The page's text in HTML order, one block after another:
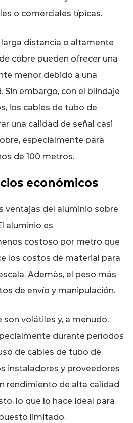
o comerciales típicas.
distancia o altamente
cobre pueden ofrecer una
menor debido a una
Sin embargo, con el blindaje
los cables de tubo de
una calidad de señal casi
especialmente para
de 100 metros.
económicos
ventajas del aluminio sobre
aluminio es
costoso por metro que
los costos de material para
Además, el peso más
de envío y manipulación.
son volátiles y, a menudo,
durante períodos
de cables de tubo de
instaladores y proveedores
rendimiento de alta calidad
lo que lo hace ideal para
limitado.